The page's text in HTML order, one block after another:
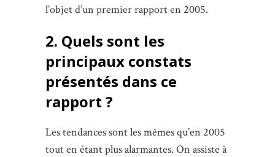
l’objet d’un premier rapport en 2005.
2. Quels sont les
principaux constats
présentés dans ce
rapport ?
Les tendances sont les mêmes qu’en 2005
tout en étant plus alarmantes. On assiste à